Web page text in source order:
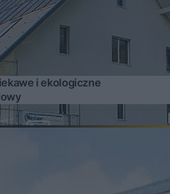
i ekologiczne